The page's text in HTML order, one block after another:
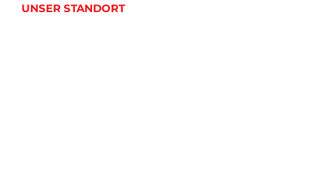
UNSER STANDORT